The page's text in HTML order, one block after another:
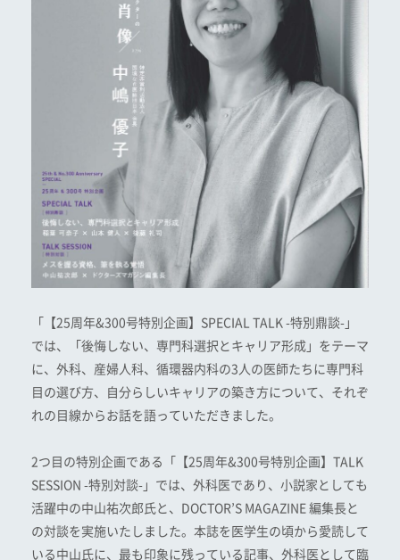
「【25周年&300号特別企画】SPECIAL TALK -特別鼎談-」
では、「後悔しない、専門科選択とキャリア形成」をテーマ
に、外科、産婦人科、循環器内科の3人の医師たちに専門科
目の選び方、自分らしいキャリアの築き方について、それぞ
れの目線からお話を語っていただきました。
2つ目の特別企画である「【25周年&300号特別企画】TALK
SESSION -特別対談-」では、外科医であり、小説家としても
活躍中の中山祐次郎氏と、DOCTOR’S MAGAZINE 編集長と
の対談を実施いたしました。本誌を医学生の頃から愛読して
いる中山氏に、最も印象に残っている記事、外科医として臨